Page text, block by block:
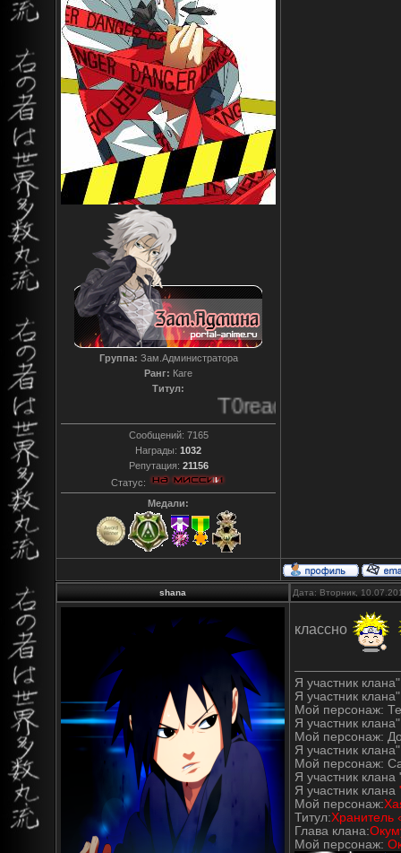
Группа: Зам.Администратора
Ранг: Каге
Титул:
T0reador xD
Сообщений: 7165
Награды: 1032
Репутация: 21156
Статус:
Медали:
shana Дата: Вторник,
классно
Я участник
Я участник
Мой персонаж:
Я участник
Мой персонаж:
Я участник
Мой персонаж:
Я участник
Я участник клана
Мой персонаж:
Титул:Хранитель
Глава клана:
Мой персонаж: